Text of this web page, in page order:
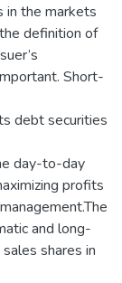
in the markets
definition of
Short-
debt securities
day-to-day
profits
and long-
shares in